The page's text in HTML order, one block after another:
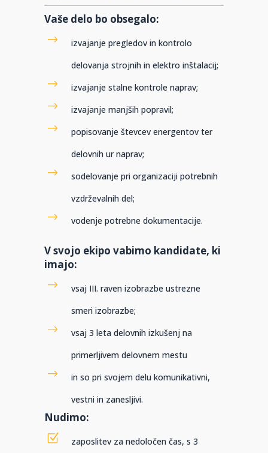
Vaše delo bo obsegalo:
izvajanje pregledov in kontrolo
delovanja strojnih in elektro inštalacij;
izvajanje stalne kontrole naprav;
izvajanje manjših popravil;
popisovanje števcev energentov ter
delovnih ur naprav;
sodelovanje pri organizaciji potrebnih
vzdrževalnih del;
vodenje potrebne dokumentacije.
V svojo ekipo vabimo kandidate, ki
imajo:
vsaj III. raven izobrazbe ustrezne
smeri izobrazbe;
vsaj 3 leta delovnih izkušenj na
primerljivem delovnem mestu
in so pri svojem delu komunikativni,
vestni in zanesljivi.
Nudimo:
zaposlitev za nedoločen čas, s 3